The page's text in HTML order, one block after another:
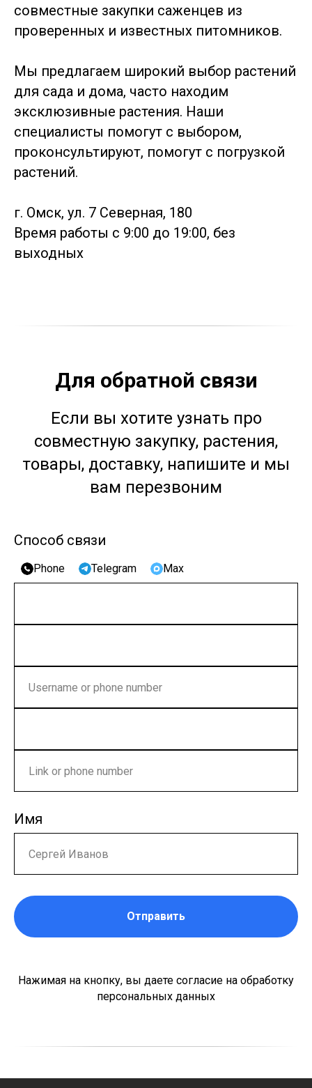
совместные закупки саженцев из
проверенных и известных питомников.
Мы предлагаем широкий выбор растений
для сада и дома, часто находим
эксклюзивные растения. Наши
специалисты помогут с выбором,
проконсультируют, помогут с погрузкой
растений.
г. Омск, ул. 7 Северная, 180
Время работы с 9:00 до 19:00, без
выходных
Для обратной связи
Если вы хотите узнать про
совместную закупку, растения,
товары, доставку, напишите и мы
вам перезвоним
Способ связи
Phone Telegram Max
Имя
Отправить
Нажимая на кнопку, вы даете согласие на обработку
персональных данных